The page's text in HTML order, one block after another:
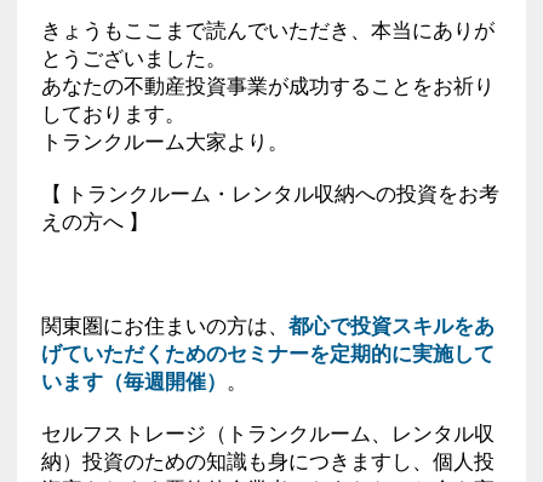
きょうもここまで読んでいただき、本当にありが
とうございました。
あなたの不動産投資事業が成功することをお祈り
しております。
トランクルーム大家より。
【 トランクルーム・レンタル収納への投資をお考
えの方へ 】
関東圏にお住まいの方は、 都心で投資スキルをあ
げていただくためのセミナーを定期的に実施して
います（毎週開催） 。
セルフストレージ（トランクルーム、レンタル収
納）投資のための知識も身につきますし、個人投